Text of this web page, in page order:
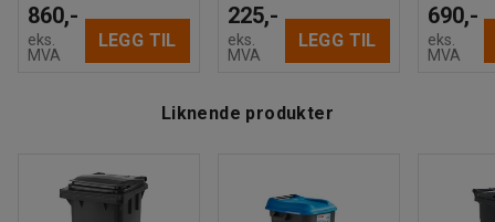
860,-
eks.
MVA
LEGG TIL
225,-
eks.
MVA
LEGG TIL
690,-
eks.
MVA
Liknende produkter